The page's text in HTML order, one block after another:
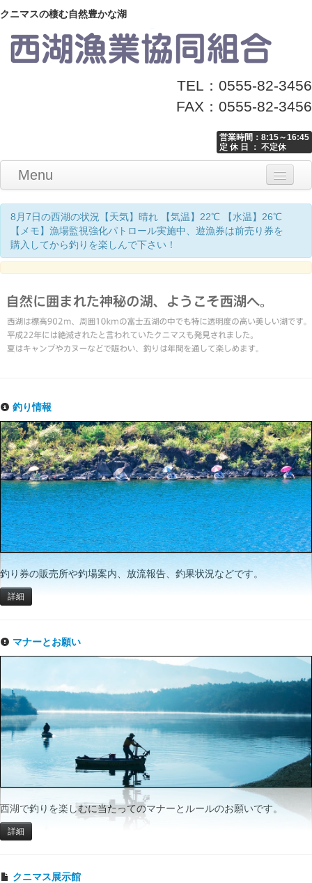
クニマスの棲む自然豊かな湖
TEL：0555-82-3456
FAX：0555-82-3456
営業時間：8:15～16:45
定 休 日 ： 不定休
Menu
Home
釣り情報
マナーとお願い
クニマス展示館
漁協からのお知らせ
お問い合わせ
8月7日の西湖の状況【天気】晴れ 【気温】22℃ 【水温】26℃
【メモ】漁場監視強化パトロール実施中、遊漁券は前売り券を
購入してから釣りを楽しんで下さい！
釣り情報
釣り券の販売所や釣場案内、放流報告、釣果状況などです。
詳細
マナーとお願い
西湖で釣りを楽しむに当たってのマナーとルールのお願いです。
詳細
クニマス展示館